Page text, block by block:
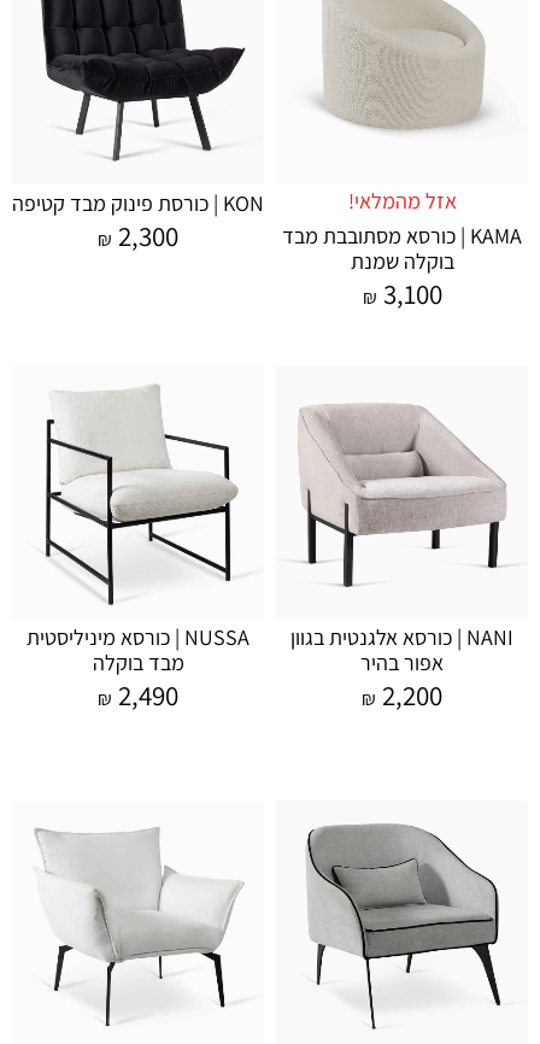
אזל מהמלאי!
KAMA | כורסא מסתובבת מבד
בוקלה שמנת
₪ 3,100
KON | כורסת פינוק מבד קטיפה
₪ 2,300
NANI | כורסא אלגנטית בגוון
אפור בהיר
₪ 2,200
NUSSA | כורסא מיניליסטית
מבד בוקלה
₪ 2,490